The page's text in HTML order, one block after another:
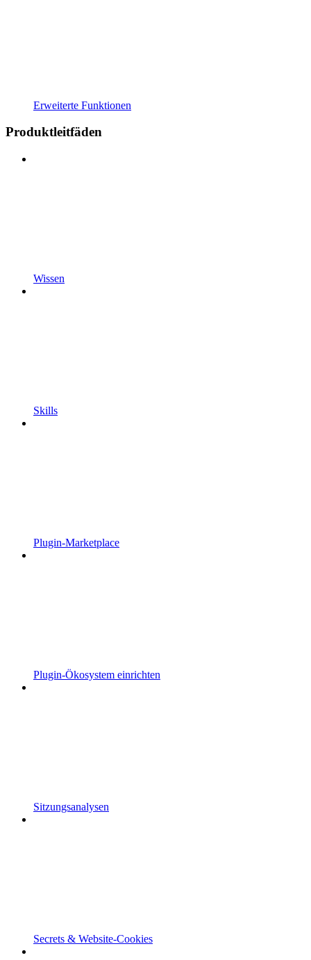
Erweiterte Funktionen
Produktleitfäden
Wissen
Skills
Plugin-Marketplace
Plugin-Ökosystem einrichten
Sitzungsanalysen
Secrets & Website-Cookies